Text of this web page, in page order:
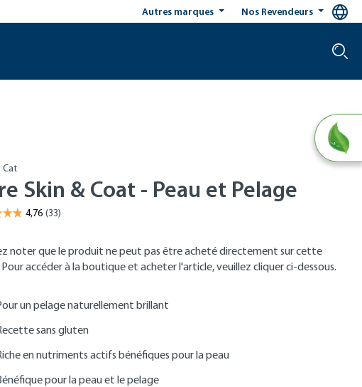
Autres marques Nos Revendeurs
Cat
Skin & Coat - Peau et Pelage
noter que le produit ne peut pas être acheté directement sur cette
accéder à la boutique et acheter l'article, veuillez cliquer ci-dessous.
un pelage naturellement brillant
sans gluten
en nutriments actifs bénéfiques pour la peau
pour la peau et le pelage